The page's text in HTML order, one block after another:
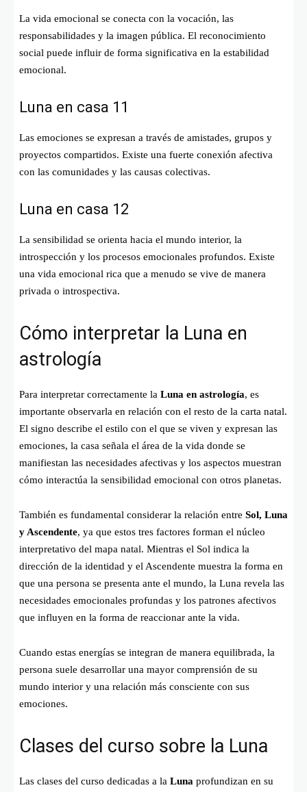
La vida emocional se conecta con la vocación, las
responsabilidades y la imagen pública. El reconocimiento
social puede influir de forma significativa en la estabilidad
emocional.
Luna en casa 11
Las emociones se expresan a través de amistades, grupos y
proyectos compartidos. Existe una fuerte conexión afectiva
con las comunidades y las causas colectivas.
Luna en casa 12
La sensibilidad se orienta hacia el mundo interior, la
introspección y los procesos emocionales profundos. Existe
una vida emocional rica que a menudo se vive de manera
privada o introspectiva.
Cómo interpretar la Luna en
astrología
Para interpretar correctamente la Luna en astrología, es
importante observarla en relación con el resto de la carta natal.
El signo describe el estilo con el que se viven y expresan las
emociones, la casa señala el área de la vida donde se
manifiestan las necesidades afectivas y los aspectos muestran
cómo interactúa la sensibilidad emocional con otros planetas.
También es fundamental considerar la relación entre Sol, Luna
y Ascendente, ya que estos tres factores forman el núcleo
interpretativo del mapa natal. Mientras el Sol indica la
dirección de la identidad y el Ascendente muestra la forma en
que una persona se presenta ante el mundo, la Luna revela las
necesidades emocionales profundas y los patrones afectivos
que influyen en la forma de reaccionar ante la vida.
Cuando estas energías se integran de manera equilibrada, la
persona suele desarrollar una mayor comprensión de su
mundo interior y una relación más consciente con sus
emociones.
Clases del curso sobre la Luna
Las clases del curso dedicadas a la Luna profundizan en su